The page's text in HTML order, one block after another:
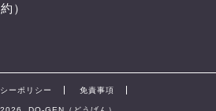
）
ーポリシー 免責事項